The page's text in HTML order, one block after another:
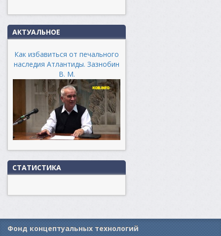
АКТУАЛЬНОЕ
Как избавиться от печального
наследия Атлантиды. Зазнобин
В. М.
СТАТИСТИКА
Фонд концептуальных технологий